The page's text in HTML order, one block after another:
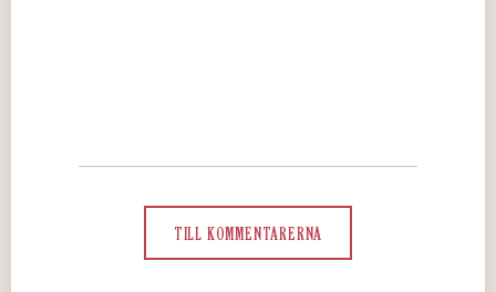
TILL KOMMENTARERNA